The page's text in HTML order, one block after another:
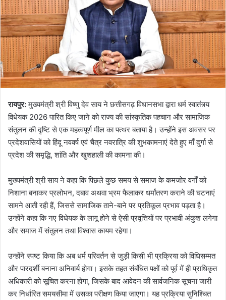
रायपुर:मुख्यमंत्री श्री विष्णु देव साय ने छत्तीसगढ़ विधानसभा द्वारा धर्म स्वातंत्र्य
विधेयक 2026 पारित किए जाने को राज्य की सांस्कृतिक पहचान और सामाजिक
संतुलन की दृष्टि से एक महत्वपूर्ण मील का पत्थर बताया है। उन्होंने इस अवसर पर
प्रदेशवासियों को हिंदू नववर्ष एवं चैत्र नवरात्रि की शुभकामनाएं देते हुए माँ दुर्गा से
प्रदेश की समृद्धि, शांति और खुशहाली की कामना की।
मुख्यमंत्री श्री साय ने कहा कि पिछले कुछ समय से समाज के कमजोर वर्गों को
निशाना बनाकर प्रलोभन, दबाव अथवा भ्रम फैलाकर धर्मांतरण कराने की घटनाएं
सामने आती रही हैं, जिससे सामाजिक ताने-बाने पर प्रतिकूल प्रभाव पड़ता है।
उन्होंने कहा कि नए विधेयक के लागू होने से ऐसी प्रवृत्तियों पर प्रभावी अंकुश लगेगा
और समाज में संतुलन तथा विश्वास कायम रहेगा।
उन्होंने स्पष्ट किया कि अब धर्म परिवर्तन से जुड़ी किसी भी प्रक्रिया को विधिसम्मत
और पारदर्शी बनाना अनिवार्य होगा। इसके तहत संबंधित पक्षों को पूर्व में ही प्राधिकृत
अधिकारी को सूचित करना होगा, जिसके बाद आवेदन की सार्वजनिक सूचना जारी
कर निर्धारित समयसीमा में उसका परीक्षण किया जाएगा। यह प्रक्रिया सुनिश्चित